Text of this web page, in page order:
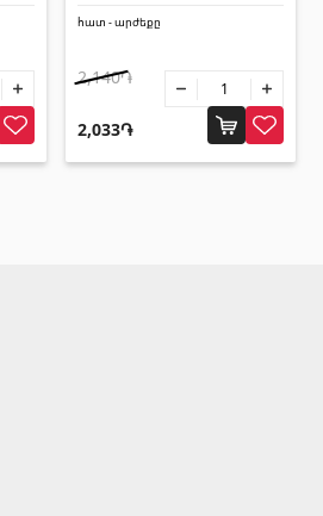
հատ - արժեքը
2,140֏
2,033֏